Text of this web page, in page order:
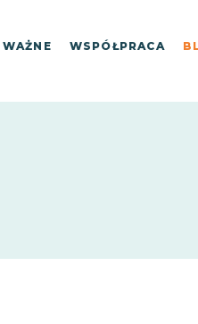
WAŻNE WSPÓŁPRACA